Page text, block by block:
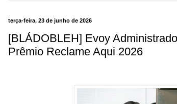
terça-feira, 23 de junho de 2026
[BLÁDOBLEH] Evoy
Prêmio Reclame Aqui 2026